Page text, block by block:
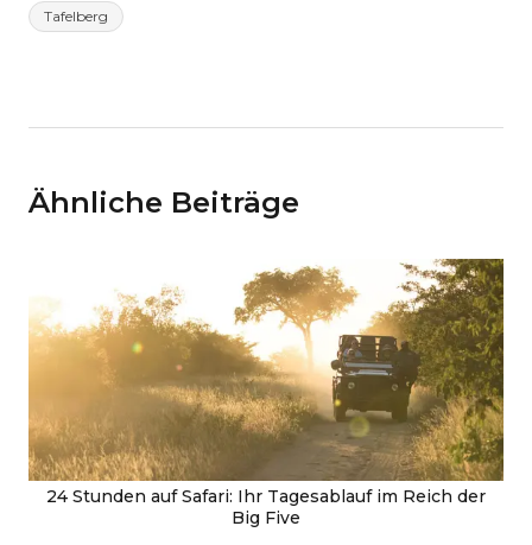
Tafelberg
Ähnliche Beiträge
24 Stunden auf Safari: Ihr Tagesablauf im Reich der
Big Five